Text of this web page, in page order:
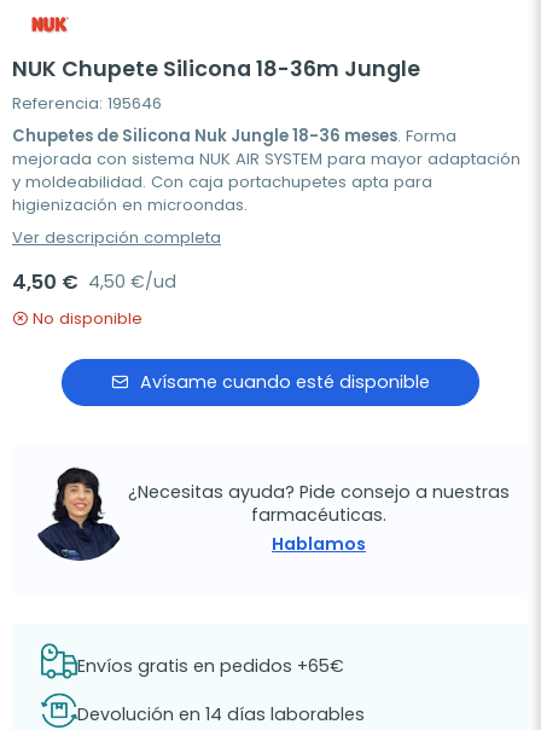
NUK Chupete Silicona 18-36m Jungle
Referencia: 195646
Chupetes de Silicona Nuk Jungle 18-36 meses. Forma
mejorada con sistema NUK AIR SYSTEM para mayor adaptación
y moldeabilidad. Con caja portachupetes apta para
higienización en microondas.
Ver descripción completa
4,50 € 4,50 €/ud
No disponible
Avísame cuando esté disponible
¿Necesitas ayuda? Pide consejo a nuestras
farmacéuticas.
Hablamos
Envíos gratis en pedidos +65€
Devolución en 14 días laborables